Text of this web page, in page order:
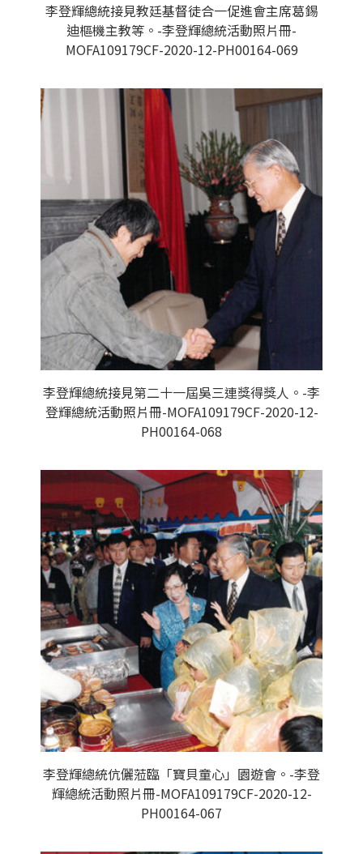
李登輝總統接見教廷基督徒合一促進會主席葛錫
迪樞機主教等。-李登輝總統活動照片冊-
MOFA109179CF-2020-12-PH00164-069
李登輝總統接見第二十一屆吳三連獎得獎人。-李
登輝總統活動照片冊-MOFA109179CF-2020-12-
PH00164-068
李登輝總統伉儷蒞臨「寶貝童心」園遊會。-李登
輝總統活動照片冊-MOFA109179CF-2020-12-
PH00164-067